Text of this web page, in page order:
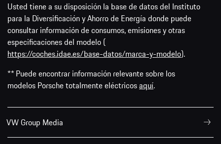
Usted tiene a su disposición la base de datos del Instituto
para la Diversificación y Ahorro de Energía donde puede
consultar información de consumos, emisiones y otras
especificaciones del modelo (
https://coches.idae.es/base-datos/marca-y-modelo).
** Puede encontrar información relevante sobre los
modelos Porsche totalmente eléctricosaquí.
VW Group Media